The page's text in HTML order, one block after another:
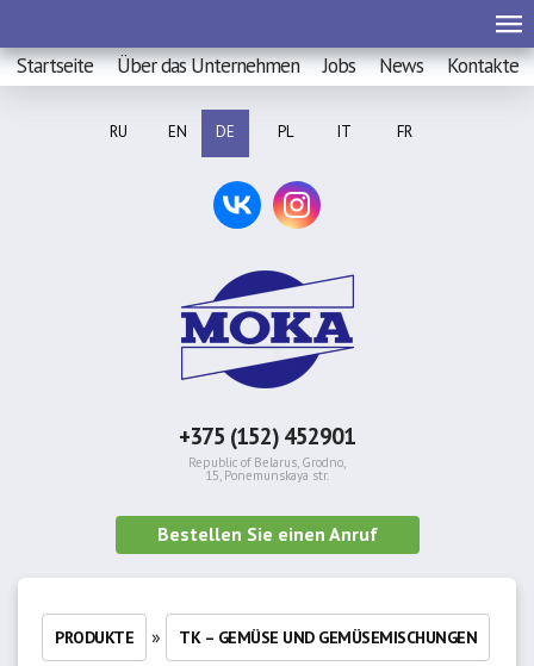
Startseite Über das Unternehmen Jobs News Kontakte
RU EN DE PL IT FR
+375 (152) 452901
Republic of Belarus, Grodno,
15, Ponemunskaya str.
Bestellen Sie einen Anruf
PRODUKTE » TK – GEMÜSE UND GEMÜSEMISCHUNGEN